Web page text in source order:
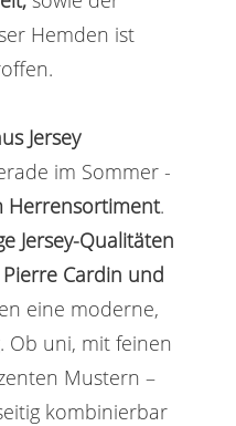
Hemden ist
Jersey
im Sommer -
Herrensortiment.
Jersey-Qualitäten
Cardin und
eine moderne,
Ob uni, mit feinen
Mustern –
kombinierbar